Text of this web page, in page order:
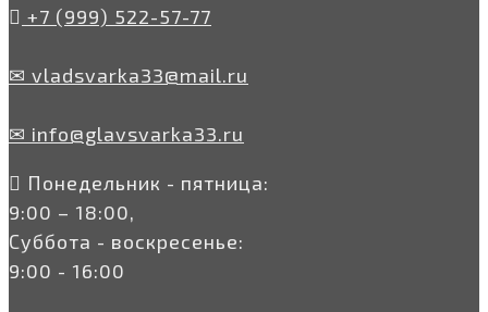
+7 (999) 522-57-77
✉ vladsvarka33@mail.ru
✉ info@glavsvarka33.ru
Понедельник - пятница:
9:00 – 18:00,
Суббота - воскресенье:
9:00 - 16:00